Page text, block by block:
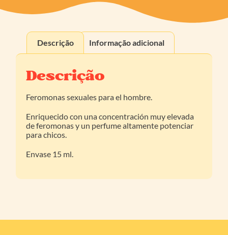
Descrição Informação adicional
Descrição
Feromonas sexuales para el hombre.
Enriquecido con una concentración muy elevada
de feromonas y un perfume altamente potenciar
para chicos.
Envase 15 ml.